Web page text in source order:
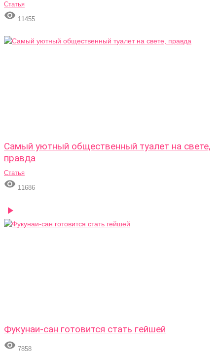
Статья
 11455
Самый уютный общественный туалет на свете,
правда
Статья
 11686

Фукунаи-сан готовится стать гейшей
 7858